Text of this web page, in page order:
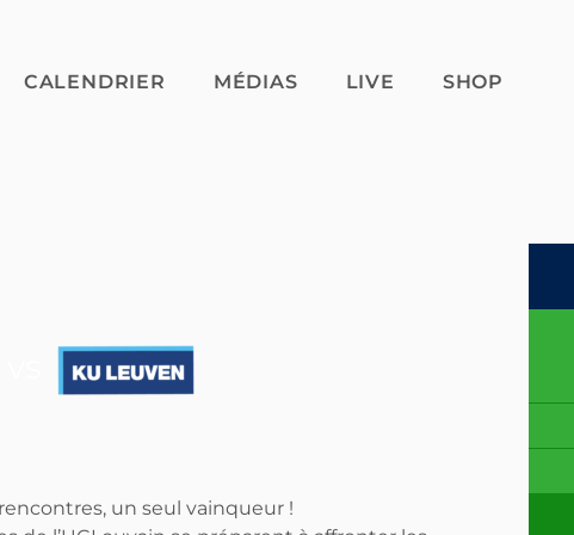
CALENDRIER MÉDIAS LIVE SHOP
un seul vainqueur !